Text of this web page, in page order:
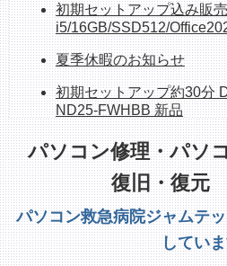
初期セットアップ込み販
i5/16GB/SSD512/
夏季休暇のお知らせ
初期セットアップ約30分
ND25-FWHBB 新品
持ち帰れます！ NEC PC-
SSD、16G、OfficeH&B
ホームページシステム更
整備済み中古デスクトッ
ESPLIMO D586/M
パソコン修理・パソ
復旧・復元
パソコン救急病院ジャムテ
してい